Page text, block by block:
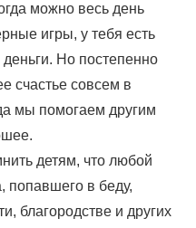
можно весь день
игры, у тебя есть
Но постепенно
счастье совсем в
мы помогаем другим
детям, что любой
попавшего в беду,
благородстве и других